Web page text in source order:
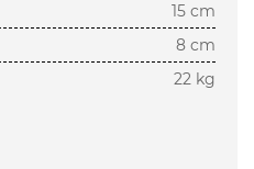
15 cm
8 cm
22 kg